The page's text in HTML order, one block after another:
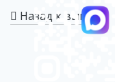
Назад к выпуску